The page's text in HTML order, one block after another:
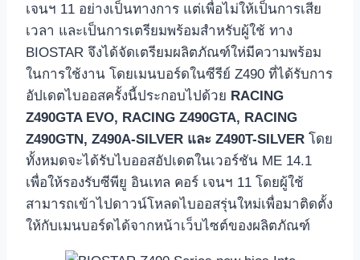
เจนฯ 11 อย่างเป็นทางการ แต่เพื่อไม่ให้เป็นการเสีย
เวลา และเป็นการเตรียมพร้อมสำหรับผู้ใช้ ทาง
BIOSTAR จึงได้จัดเตรียมผลิตภัณฑ์ให่มีความพร้อม
ในการใช้งาน โดยเมนบอร์ดในซีรีย์ Z490 ที่ได้รับการ
อัปเดตไบออสครั้งนี้ประกอบไปด้วย RACING
Z490GTA EVO, RACING Z490GTA, RACING
Z490GTN, Z490A-SILVER และ Z490T-SILVER โดย
ทั้งหมดจะได้รับไบออสอัปเดตในเวอร์ชัน ME 14.1
เพื่อให้รองรับซีพียู อินเทล คอร์ เจนฯ 11 โดยผู้ใช้
สามารถเข้าไปดาวน์โหลดไบออสรุ่นใหม่เพื่อมาติดตั้ง
ให้กับเมนบอร์ดได้จากหน้าเว็บไซต์ของผลิตภัณฑ์